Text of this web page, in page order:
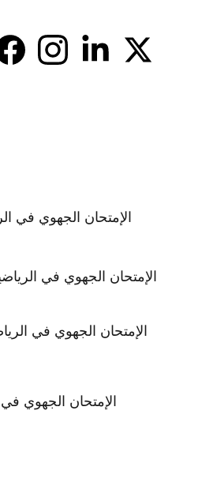
الإمتحان الجهوي في
الإمتحان الجهوي في
الإمتحان الجهوي في